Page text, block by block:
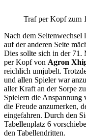
Traf per Kopf zum
Nach dem Seitenwechsel
auf der anderen Seite
Dies sollte sich in der 71.
per Kopf von Agron
reichlich umjubelt.
und allen Spieler war
aller Kraft an der Sorpe
Spielern die
die Freude anzumerken,
eingefahren. Durch den
Tabellenplatz 6
den Tabellendritten.